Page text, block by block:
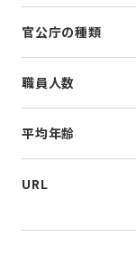
官公庁の種類
職員人数
平均年齢
URL